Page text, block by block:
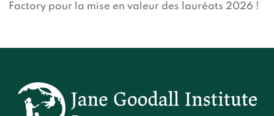
Factory pour la mise en valeur des lauréats 2026 !